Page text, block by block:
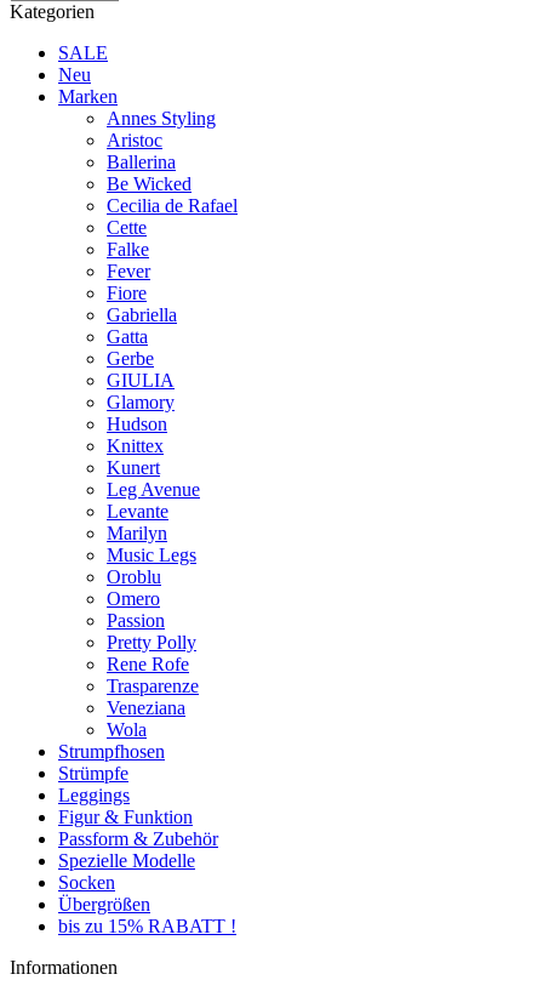
Kategorien
SALE
Neu
Marken
Annes Styling
Aristoc
Ballerina
Be Wicked
Cecilia de Rafael
Cette
Falke
Fever
Fiore
Gabriella
Gatta
Gerbe
GIULIA
Glamory
Hudson
Knittex
Kunert
Leg Avenue
Levante
Marilyn
Music Legs
Oroblu
Omero
Passion
Pretty Polly
Rene Rofe
Trasparenze
Veneziana
Wola
Strumpfhosen
Strümpfe
Leggings
Figur & Funktion
Passform & Zubehör
Spezielle Modelle
Socken
Übergrößen
bis zu 15% RABATT !
Informationen